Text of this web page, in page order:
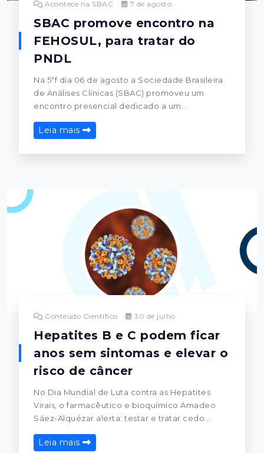
Acontece na SBAC 7 de agosto
SBAC promove encontro na
FEHOSUL, para tratar do
PNDL
Na 5ªf dia 06 de agosto a Sociedade Brasileira
de Análises Clínicas (SBAC) promoveu um
encontro presencial dedicado a um...
Leia mais
Conteúdo Científico 30 de julho
Hepatites B e C podem ficar
anos sem sintomas e elevar o
risco de câncer
No Dia Mundial de Luta contra as Hepatites
Virais, o farmacêutico e bioquímico Amadeo
Sáez-Alquézar alerta: testar e tratar cedo...
Leia mais